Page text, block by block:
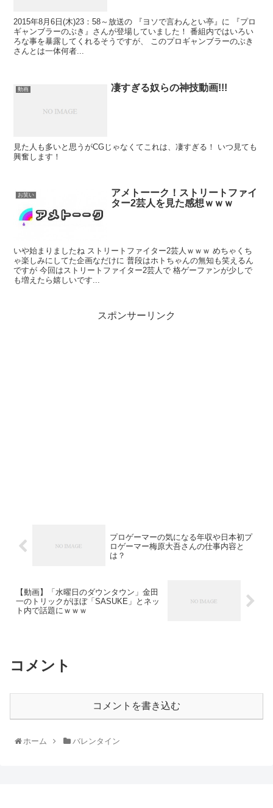
2015年8月6日(木)23：58～放送の 『ヨソで言わんとい亭』に 『プロ
ギャンブラーのぶき』さんが登場していました！ 番組内ではいろい
ろな事を暴露してくれるそうですが、 このプロギャンブラーのぶき
さんとは一体何者...
動画 凄すぎる奴らの神技動画!!!
見た人も多いと思うがCGじゃなくてこれは、凄すぎる！ いつ見ても
興奮します！
お笑い
アメトーーク！ストリートファイ
ター2芸人を見た感想ｗｗｗ
いや始まりましたね ストリートファイター2芸人ｗｗｗ めちゃくち
ゃ楽しみにしてた企画なだけに 普段はホトちゃんの無知も笑えるん
ですが 今回はストリートファイター2芸人で 格ゲーファンが少しで
も増えたら嬉しいです...
スポンサーリンク
プロゲーマーの気になる年収や日本初プ
ロゲーマー梅原大吾さんの仕事内容と
は？
【動画】「水曜日のダウンタウン」金田
一のトリックがほぼ「SASUKE」とネッ
ト内で話題にｗｗｗ
コメント
コメントを書き込む
ホーム バレンタイン